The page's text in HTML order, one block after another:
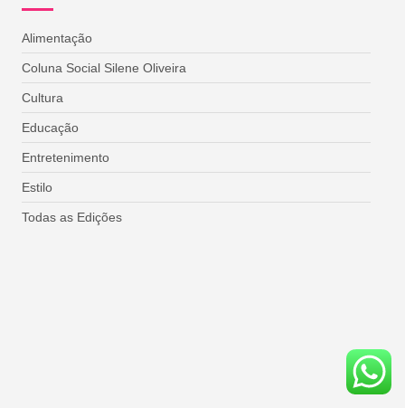
Alimentação
Coluna Social Silene Oliveira
Cultura
Educação
Entretenimento
Estilo
Todas as Edições